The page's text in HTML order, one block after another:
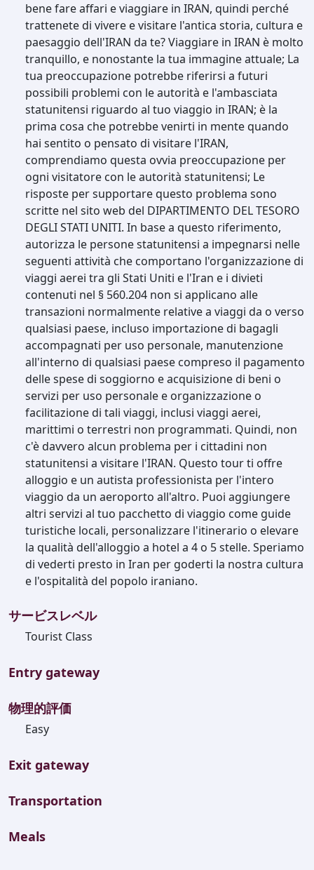
bene fare affari e viaggiare in IRAN, quindi perché
trattenete di vivere e visitare l'antica storia, cultura e
paesaggio dell'IRAN da te? Viaggiare in IRAN è molto
tranquillo, e nonostante la tua immagine attuale; La
tua preoccupazione potrebbe riferirsi a futuri
possibili problemi con le autorità e l'ambasciata
statunitensi riguardo al tuo viaggio in IRAN; è la
prima cosa che potrebbe venirti in mente quando
hai sentito o pensato di visitare l'IRAN,
comprendiamo questa ovvia preoccupazione per
ogni visitatore con le autorità statunitensi; Le
risposte per supportare questo problema sono
scritte nel sito web del DIPARTIMENTO DEL TESORO
DEGLI STATI UNITI. In base a questo riferimento,
autorizza le persone statunitensi a impegnarsi nelle
seguenti attività che comportano l'organizzazione di
viaggi aerei tra gli Stati Uniti e l'Iran e i divieti
contenuti nel § 560.204 non si applicano alle
transazioni normalmente relative a viaggi da o verso
qualsiasi paese, incluso importazione di bagagli
accompagnati per uso personale, manutenzione
all'interno di qualsiasi paese compreso il pagamento
delle spese di soggiorno e acquisizione di beni o
servizi per uso personale e organizzazione o
facilitazione di tali viaggi, inclusi viaggi aerei,
marittimi o terrestri non programmati. Quindi, non
c'è davvero alcun problema per i cittadini non
statunitensi a visitare l'IRAN. Questo tour ti offre
alloggio e un autista professionista per l'intero
viaggio da un aeroporto all'altro. Puoi aggiungere
altri servizi al tuo pacchetto di viaggio come guide
turistiche locali, personalizzare l'itinerario o elevare
la qualità dell'alloggio a hotel a 4 o 5 stelle. Speriamo
di vederti presto in Iran per goderti la nostra cultura
e l'ospitalità del popolo iraniano.
サービスレベル
Tourist Class
Entry gateway
物理的評価
Easy
Exit gateway
Transportation
Meals